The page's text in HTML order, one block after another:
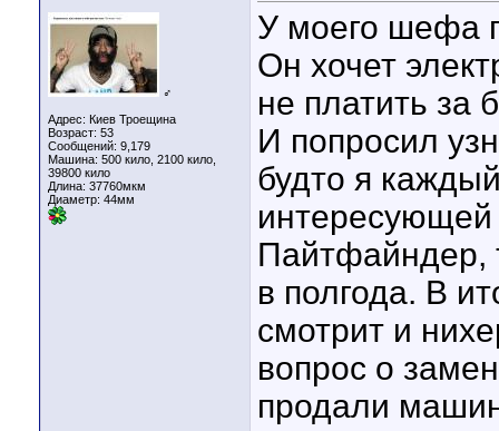
♂
Адрес: Киев Троещина
Возраст: 53
Сообщений: 9,179
Машина: 500 кило, 2100 кило,
39800 кило
Длина: 37760мкм
Диаметр: 44мм
У моего шефа
Он хочет
не платить за
И попросил
будто я
интересующей
Пайтфайндер,
в полгода. В
смотрит и
вопрос о
продали